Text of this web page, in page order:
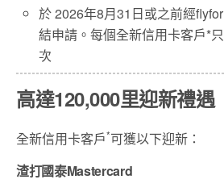
於 2026年8月31日或之前經
結申請。每個全新信用卡客戶*
次
高達120,000里迎新禮遇
全新信用卡客戶*可獲以下迎新：
渣打國泰Mastercard